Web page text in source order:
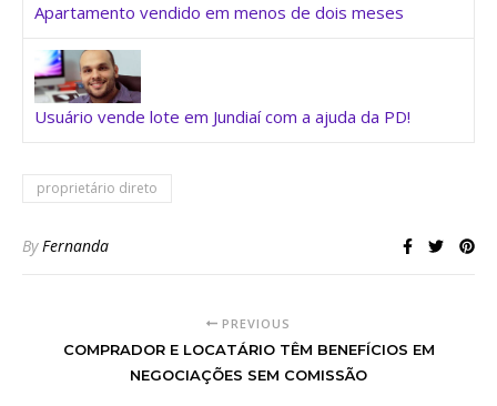
Apartamento vendido em menos de dois meses
Usuário vende lote em Jundiaí com a ajuda da PD!
proprietário direto
ByFernanda
PREVIOUS
COMPRADOR E LOCATÁRIO TÊM BENEFÍCIOS EM
NEGOCIAÇÕES SEM COMISSÃO